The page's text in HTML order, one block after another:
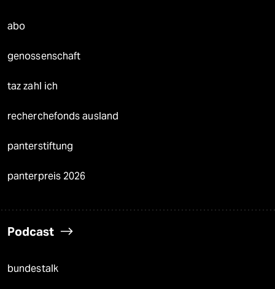
abo
genossenschaft
taz zahl ich
recherchefonds ausland
panterstiftung
panterpreis 2026
Podcast
bundestalk